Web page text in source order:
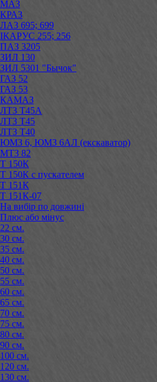
МАЗ
КРАЗ
ЛАЗ 695; 699
ІКАРУС 255; 256
ПАЗ 3205
ЗИЛ 130
ЗИЛ 5301 "Бычок"
ГАЗ 52
ГАЗ 53
КАМАЗ
ЛТЗ Т45А
ЛТЗ Т45
ЛТЗ Т40
ЮМЗ 6, ЮМЗ 6АЛ (екскаватор)
МТЗ 82
Т 150К
Т 150К с пускателем
Т 151К
Т 151К-07
На вибір по довжині
Плюс або мінус
22 см.
30 см.
35 см.
40 см.
50 см.
55 см.
60 см.
65 см.
70 см.
75 см.
80 см.
90 см.
100 см.
120 см.
130 см.